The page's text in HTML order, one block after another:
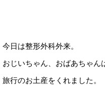
今日は整形外科外来。
おじいちゃん、おばあちゃん
旅行のお土産をくれました。